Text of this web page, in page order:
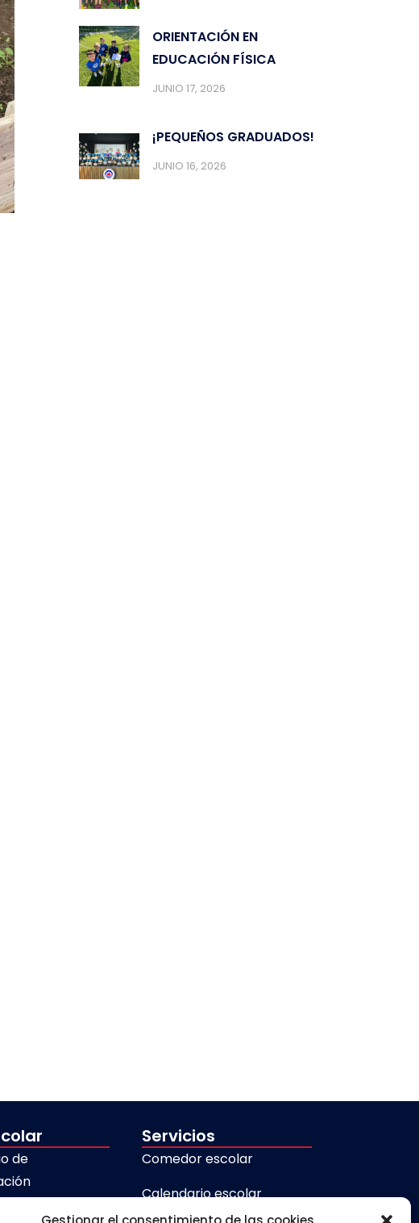
ORIENTACIÓN EN
EDUCACIÓN FÍSICA
JUNIO 17, 2026
¡PEQUEÑOS GRADUADOS!
JUNIO 16, 2026
de
Servicios
Comedor escolar
Calendario escolar